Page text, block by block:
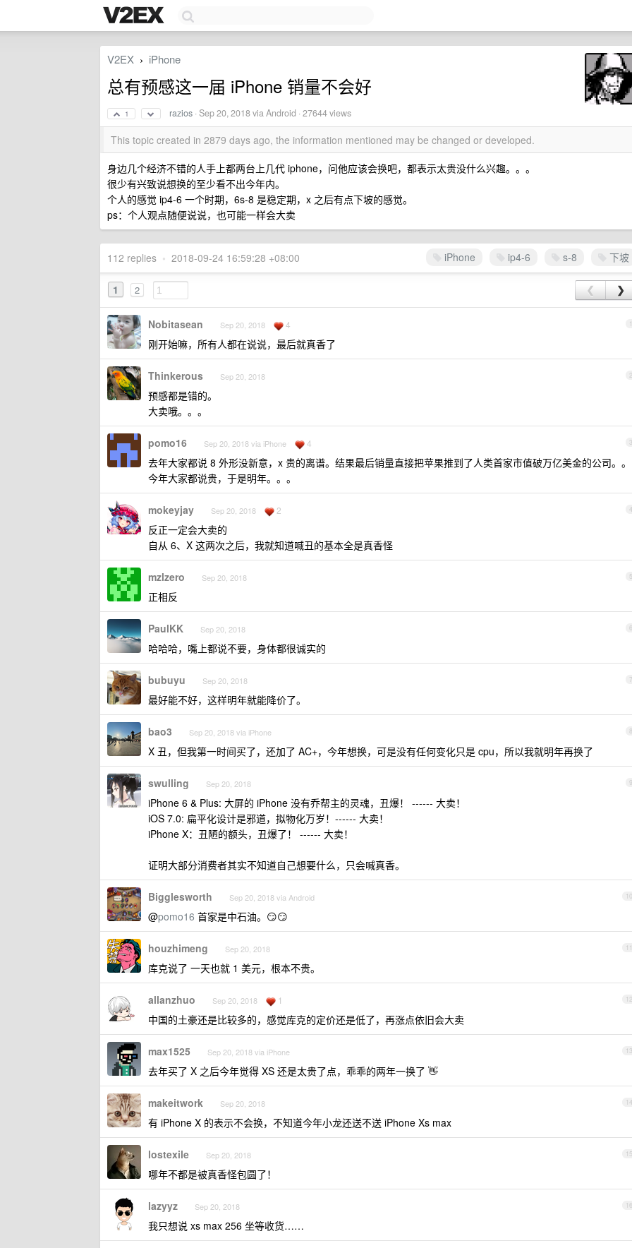
V2EX › iPhone
总有预感这一届 iPhone 销量不会好
1 razios ·Sep 20, 2018via Android · 27644 views
This topic created in 2879 days ago, the information mentioned may be changed or developed.
身边几个经济不错的人手上都两台上几代 iphone，问他应该会换吧，都表示太贵没什么兴趣。。。
很少有兴致说想换的至少看不出今年内。
个人的感觉 ip4-6 一个时期，6s-8 是稳定期，x 之后有点下坡的感觉。
ps：个人观点随便说说，也可能一样会大卖
iPhone ip4-6 s-8 下坡
112 replies • 2018-09-24 16:59:28 +08:00
1 2 ❮ ❯
1
Nobitasean Sep 20, 2018 4
刚开始嘛，所有人都在说说，最后就真香了
2
Thinkerous Sep 20, 2018
预感都是错的。
大卖哦。。。
3
pomo16 Sep 20, 2018 via iPhone 4
去年大家都说 8 外形没新意，x 贵的离谱。结果最后销量直接把苹果推到了人类首家市值破万亿美金的公司。。
今年大家都说贵，于是明年。。。
4
mokeyjay Sep 20, 2018 2
反正一定会大卖的
自从 6、X 这两次之后，我就知道喊丑的基本全是真香怪
5
mzlzero Sep 20, 2018
正相反
6
PaulKK Sep 20, 2018
哈哈哈，嘴上都说不要，身体都很诚实的
7
bubuyu Sep 20, 2018
最好能不好，这样明年就能降价了。
8
bao3 Sep 20, 2018 via iPhone
X 丑，但我第一时间买了，还加了 AC+，今年想换，可是没有任何变化只是 cpu，所以我就明年再换了
9
swulling Sep 20, 2018
iPhone 6 & Plus: 大屏的 iPhone 没有乔帮主的灵魂，丑爆！ ------ 大卖！
iOS 7.0: 扁平化设计是邪道，拟物化万岁！------ 大卖！
iPhone X：丑陋的额头，丑爆了！ ------ 大卖！
证明大部分消费者其实不知道自己想要什么，只会喊真香。
10
Bigglesworth Sep 20, 2018 via Android
@pomo16 首家是中石油。😏😏
11
houzhimeng Sep 20, 2018
库克说了 一天也就 1 美元，根本不贵。
12
allanzhuo Sep 20, 2018 1
中国的土豪还是比较多的，感觉库克的定价还是低了，再涨点依旧会大卖
13
max1525 Sep 20, 2018 via iPhone
去年买了 X 之后今年觉得 XS 还是太贵了点，乖乖的两年一换了 👋
14
makeitwork Sep 20, 2018
有 iPhone X 的表示不会换，不知道今年小龙还送不送 iPhone Xs max
15
lostexile Sep 20, 2018
哪年不都是被真香怪包圆了！
16
lazyyz Sep 20, 2018
我只想说 xs max 256 坐等收货……